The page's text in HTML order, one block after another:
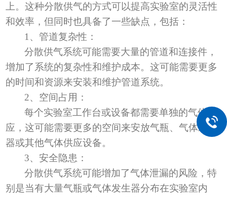
上。这种分散供气的方式可以提高实验室的灵活性
和效率，但同时也具备了一些缺点，包括：
1 、管道复杂性：
分散供气系统可能需要大量的管道和连接件，
增加了系统的复杂性和维护成本。这可能需要更多
的时间和资源来安装和维护管道系统。
2、 空间占用：
每个实验室工作台或设备都需要单独的气体供
应，这可能需要更多的空间来安放气瓶、气体发生
器或其他气体供应设备。
3、安全隐患：
分散供气系统可能增加了气体泄漏的风险，特
别是当有大量气瓶或气体发生器分布在实验室内